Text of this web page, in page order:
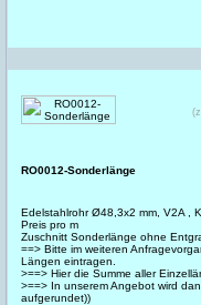
RO0012-Sonderlänge
Edelstahlrohr Ø48,3x2 mm, V2A ,
Preis pro m
Zuschnitt Sonderlänge ohne
==> Bitte im weiteren
Längen eintragen.
>==> Hier die Summe aller
>==> In unserem Angebot wird
aufgerundet))